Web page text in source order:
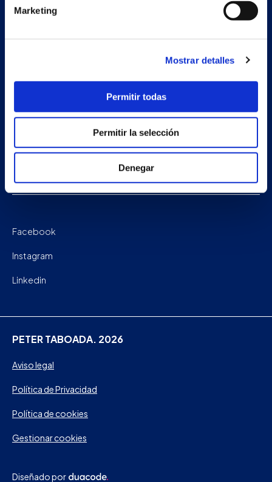
Marketing
Mostrar detalles
Permitir todas
Permitir la selección
Denegar
Redondela
Pontevedra - España
Proyectos
Empresa
Trabaja con nosotros
Contacto
Facebook
Instagram
Linkedin
PETER TABOADA. 2026
Aviso legal
Política de Privacidad
Política de cookies
Gestionar cookies
Diseñado por